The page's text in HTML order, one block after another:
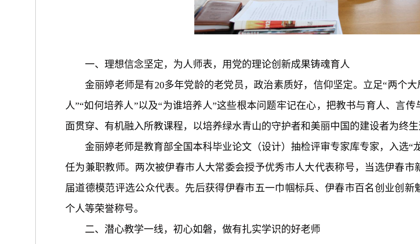
一、理想信念坚定，为人师表，用党的理论创新成果铸魂育人
金丽婷老师是有20多年党龄的老党员，政治素质好，信仰坚定。 立足“两个
人”“如何培养人”以及“为谁培养人”这些根本问题牢记在心，把教书与育人、言
面贯穿、有机融入所教课程，以培养绿水青山的守护者和美丽中国的建设者为终生
金丽婷老师是教育部全国本科毕业论文（设计）抽检评审专家库专家，入选“
任为兼职教师。 两次被伊春市人大常委会授予优秀市人大代表称号，当选伊春
届道德模范评选公众代表。先后获得伊春市五一巾帼标兵、伊春市百名创业创
个人等荣誉称号。
二、潜心教学一线，初心如磐，做有扎实学识的好老师